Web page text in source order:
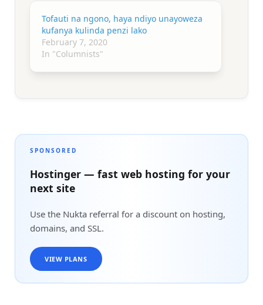
Tofauti na ngono, haya ndiyo unayoweza
kufanya kulinda penzi lako
February 7, 2020
In "Columnists"
SPONSORED
Hostinger — fast web hosting for your
next site
Use the Nukta referral for a discount on hosting,
domains, and SSL.
VIEW PLANS